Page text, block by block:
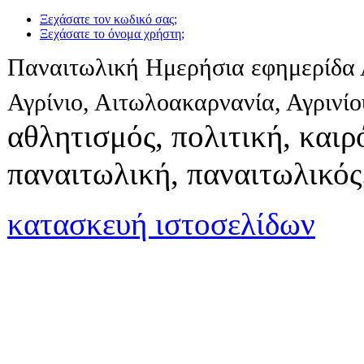
Ξεχάσατε τον κωδικό σας;
Ξεχάσατε το όνομα χρήστη;
Παναιτωλική Ημερήσια εφημερίδα
Αγρίνιο, Αιτωλοακαρνανία,
αθλητισμός, πολιτική,
παναιτωλική,
κατασκευή ιστοσελίδων